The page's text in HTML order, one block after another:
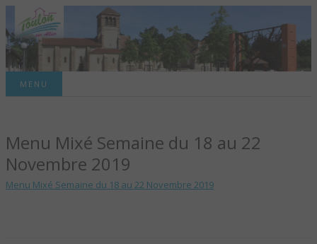
TOULON-SUR-
ALLIER – SITE
OFFICIEL DE LA
MENU
Menu Mixé Semaine du 18 au 22
Novembre 2019
Menu Mixé Semaine du 18 au 22 Novembre 2019